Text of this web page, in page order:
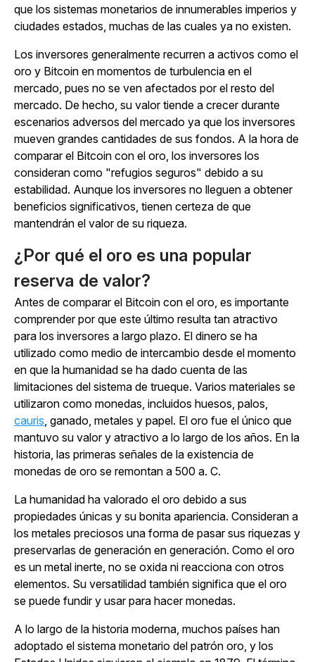
que los sistemas monetarios de innumerables imperios y
ciudades estados, muchas de las cuales ya no existen.
Los inversores generalmente recurren a activos como el
oro y Bitcoin en momentos de turbulencia en el
mercado, pues no se ven afectados por el resto del
mercado. De hecho, su valor tiende a crecer durante
escenarios adversos del mercado ya que los inversores
mueven grandes cantidades de sus fondos. A la hora de
comparar el Bitcoin con el oro, los inversores los
consideran como "refugios seguros" debido a su
estabilidad. Aunque los inversores no lleguen a obtener
beneficios significativos, tienen certeza de que
mantendrán el valor de su riqueza.
¿Por qué el oro es una popular
reserva de valor?
Antes de comparar el Bitcoin con el oro, es importante
comprender por que este último resulta tan atractivo
para los inversores a largo plazo. El dinero se ha
utilizado como medio de intercambio desde el momento
en que la humanidad se ha dado cuenta de las
limitaciones del sistema de trueque. Varios materiales se
utilizaron como monedas, incluidos huesos, palos,
cauris, ganado, metales y papel. El oro fue el único que
mantuvo su valor y atractivo a lo largo de los años. En la
historia, las primeras señales de la existencia de
monedas de oro se remontan a 500 a. C.
La humanidad ha valorado el oro debido a sus
propiedades únicas y su bonita apariencia. Consideran a
los metales preciosos una forma de pasar sus riquezas y
preservarlas de generación en generación. Como el oro
es un metal inerte, no se oxida ni reacciona con otros
elementos. Su versatilidad también significa que el oro
se puede fundir y usar para hacer monedas.
A lo largo de la historia moderna, muchos países han
adoptado el sistema monetario del patrón oro, y los